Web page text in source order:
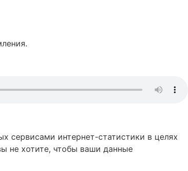
сервисами интернет-статистики в целях
не хотите, чтобы ваши данные